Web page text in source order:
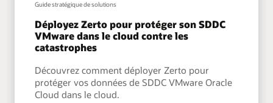
Guide stratégique de solutions
Déployez Zerto pour protéger son SDDC
VMware dans le cloud contre les
catastrophes
Découvrez comment déployer Zerto pour
protéger vos données de SDDC VMware Oracle
Cloud dans le cloud.